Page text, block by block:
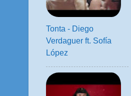
Tonta - Diego
Verdaguer ft. Sofía
López